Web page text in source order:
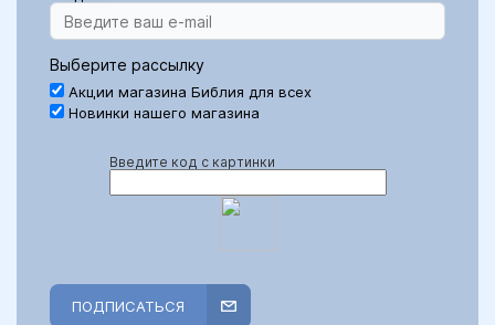
Выберите рассылку
Акции магазина Библия для всех
Новинки нашего магазина
Введите код с картинки
ПОДПИСАТЬСЯ